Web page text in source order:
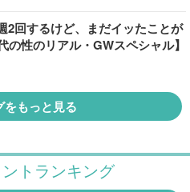
2回するけど、まだイッたことが
の性のリアル・GWスペシャル】
をもっと見る